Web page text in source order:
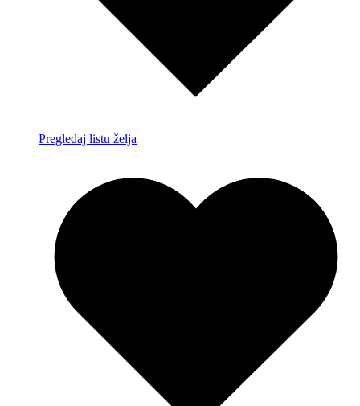
Pregledaj listu želja